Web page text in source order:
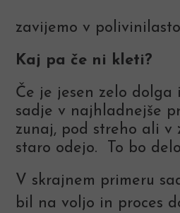
zavijemo v
Kaj pa če ni kleti?
Če je jesen zelo
sadje v najhladnejše
zunaj, pod streho ali v
staro odejo. To bo
V skrajnem primeru
bil na voljo in proces